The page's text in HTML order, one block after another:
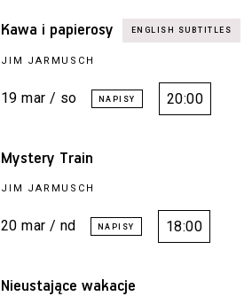
Kawa i papierosy
JIM JARMUSCH
19 mar / so 20:00
Mystery Train
JIM JARMUSCH
20 mar / nd 18:00
Nieustające wakacje